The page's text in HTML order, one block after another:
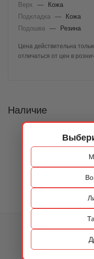
Верх
—
Кожа
Подкладка
—
Кожа
Подошва
— Резина
Цена действительна
отличаться от цен в
Наличие